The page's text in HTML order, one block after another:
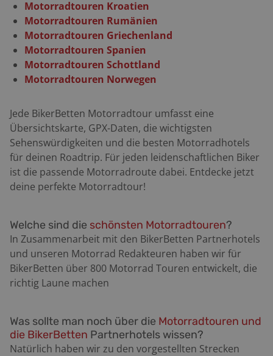
Motorradtouren Kroatien
Motorradtouren Rumänien
Motorradtouren Griechenland
Motorradtouren Spanien
Motorradtouren Schottland
Motorradtouren Norwegen
Jede BikerBetten Motorradtour umfasst eine
Übersichtskarte, GPX-Daten, die wichtigsten
Sehenswürdigkeiten und die besten Motorradhotels
für deinen Roadtrip. Für jeden leidenschaftlichen Biker
ist die passende Motorradroute dabei. Entdecke jetzt
deine perfekte Motorradtour!
Welche sind die schönsten Motorradtouren?
In Zusammenarbeit mit den BikerBetten Partnerhotels
und unseren Motorrad Redakteuren haben wir für
BikerBetten über 800 Motorrad Touren entwickelt, die
richtig Laune machen
Was sollte man noch über die Motorradtouren und
die BikerBetten Partnerhotels wissen?
Natürlich haben wir zu den vorgestellten Strecken